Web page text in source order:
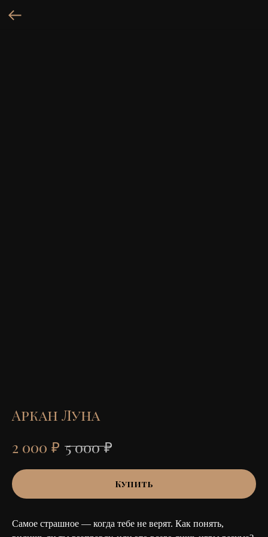
Аркан Луна
2 000 ₽ 5 000 ₽
Купить
Самое страшное — когда тебе не верят. Как понять,